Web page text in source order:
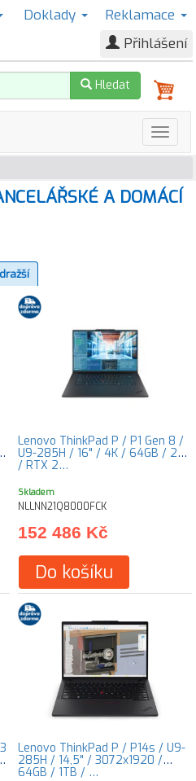
Doklady
Reklamace
Přihlášení
Hledat
A DOMÁCÍ
Lenovo ThinkPad P / P1 Gen 8 /
U9-285H / 16" / 4K / 64GB / 2TB
/ RTX 2…
Skladem
NLLNN21Q8000FCK
152 486 Kč
Do košíku
Lenovo ThinkPad P / P14s / U9-
285H / 14,5" / 3072x1920 /
64GB / 1TB / …